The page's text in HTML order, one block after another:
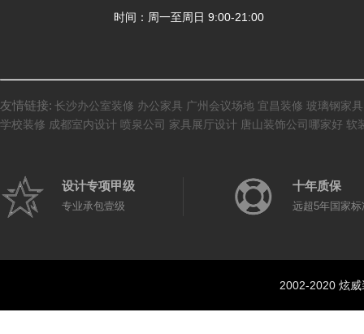
时间：周一至周日 9:00-21:00
友情链接: 长沙办公室装修 办公家具 广州会议场地 宜昌装修 玻璃钢家具
学校装修 成都室内设计 喷泉公司 家具展厅设计 唐山装饰公司哪家好 软
设计专项甲级
专业承包壹级
十年质保
远超5年国家标
2002-2020 炫